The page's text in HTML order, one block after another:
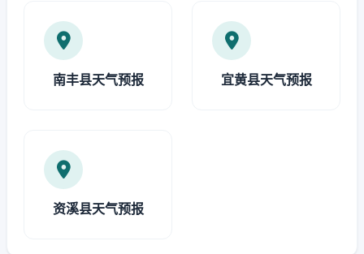
南丰县天气预报 宜黄县天气预报
资溪县天气预报